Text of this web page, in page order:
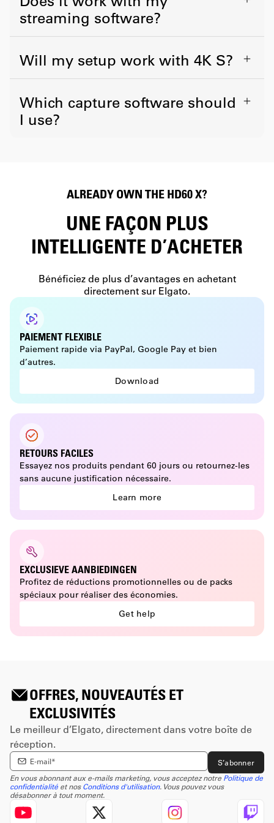
VRR
Variable Refresh Rate
ALLM
2.0
2.0
On-device tonemapping
Elgato Studio, OBS, Meld, Discord, etc
Operating System
streaming software?
Will my setup work with 4K S?
Which capture software should
I use?
ALREADY OWN THE HD60 X?
UNE FAÇON PLUS
INTELLIGENTE D’ACHETER
Bénéficiez de plus d’avantages en achetant
directement sur Elgato.
PAIEMENT FLEXIBLE
Paiement rapide via PayPal, Google Pay et bien
d’autres.
Download
RETOURS FACILES
Essayez nos produits pendant 60 jours ou retournez-les
sans aucune justification nécessaire.
Learn more
EXCLUSIEVE AANBIEDINGEN
Profitez de réductions promotionnelles ou de packs
spéciaux pour réaliser des économies.
Get help
OFFRES, NOUVEAUTÉS ET
EXCLUSIVITÉS
Le meilleur d’Elgato, directement dans votre boîte de
réception.
Enter email Address
S’abonner
En vous abonnant aux e-mails marketing, vous acceptez notre Politique de
confidentialité et nosConditions d'utilisation. Vous pouvez vous
désabonner à tout moment.